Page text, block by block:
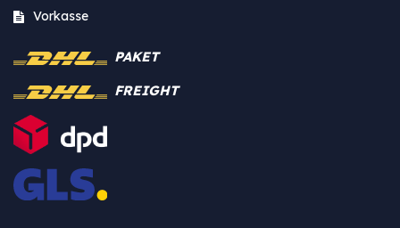
Vorkasse
PAKET
FREIGHT